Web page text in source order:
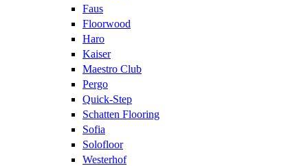
Faus
Floorwood
Haro
Kaiser
Maestro Club
Pergo
Quick-Step
Schatten Flooring
Sofia
Solofloor
Westerhof